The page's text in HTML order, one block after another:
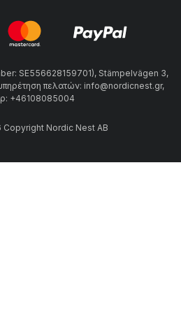
SE556628159701), Stämpelvägen 3,
πελατών: info@nordicnest.gr,
+46108085004
Nordic Nest AB